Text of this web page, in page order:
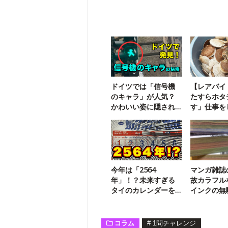
ドイツでは「信号機
のキャラ」が人気？
かわいい姿に隠され
【レアバ
たすらホ
す」仕事
今年は「2564
年」！？未来すぎる
タイのカレンダーを
マンガ雑
故カラフ
インクの
コラム # 1問チャレンジ